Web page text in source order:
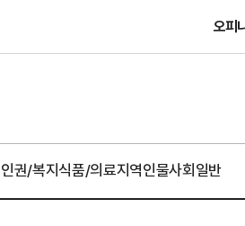
오피
인권/복지식품/의료지역인물사회일반